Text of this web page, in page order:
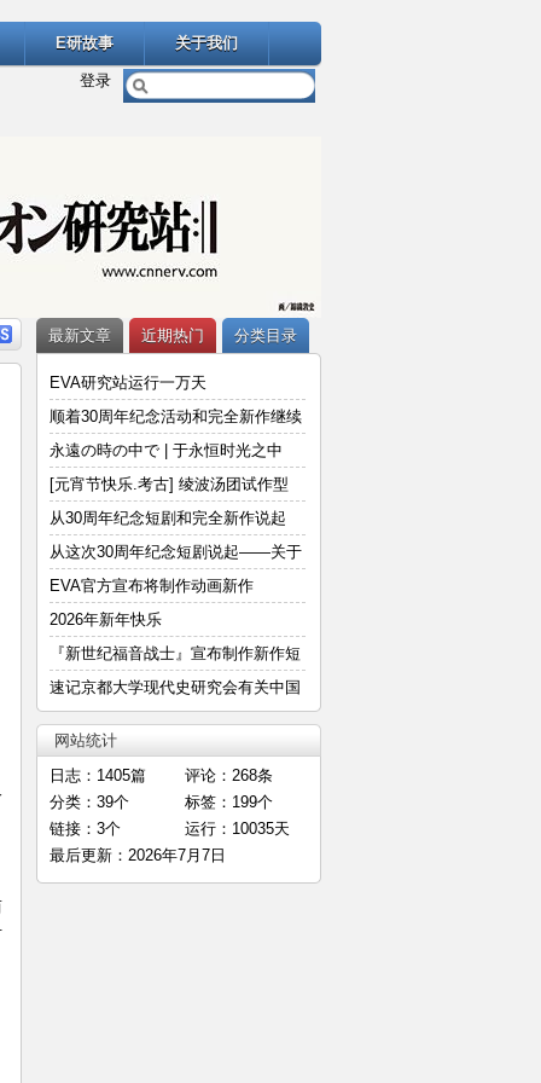
E研故事 关于我们
登录
最新文章 近期热门 分类目录
EVA研究站运行一万天
顺着30周年纪念活动和完全新作继续
说
永遠の時の中で | 于永恒时光之中
[元宵节快乐.考古] 绫波汤团试作型
从30周年纪念短剧和完全新作说起
—
从这次30周年纪念短剧说起——关于
明
EVA官方宣布将制作动画新作
2026年新年快乐
『新世纪福音战士』宣布制作新作短
篇
速记京都大学现代史研究会有关中国
E
网站统计
日志：1405篇
评论：268条
分类：39个
标签：199个
链接：3个
运行：10035天
最后更新：2026年7月7日